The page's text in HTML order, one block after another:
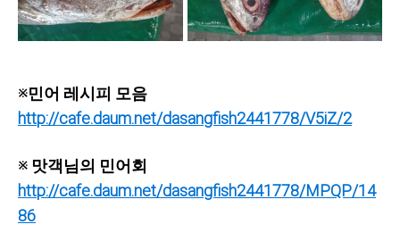
※민어 레시피 모음
http://cafe.daum.net/dasangfish2441778/V5iZ/2
※ 맛객님의 민어회
http://cafe.daum.net/dasangfish2441778/MPQP/14
86